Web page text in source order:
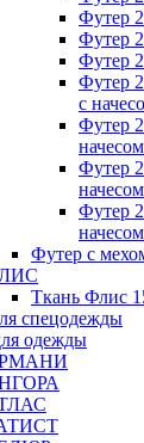
Футер
Футер
Футер
Футер
с
Футер
Футер
Футер
Футер с
Ткань Флис
спецодежды
одежды